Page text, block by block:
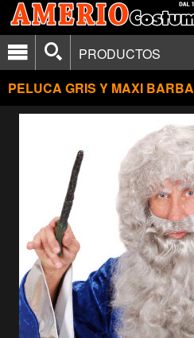
PRODUCTOS
PELUCA GRIS Y MAXI BARBA